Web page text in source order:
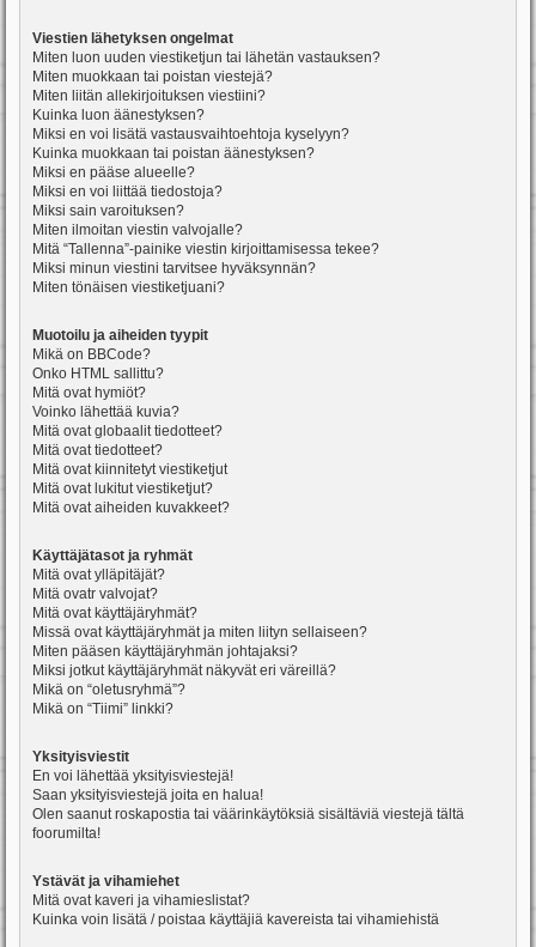
Viestien lähetyksen ongelmat
Miten luon uuden viestiketjun tai lähetän vastauksen?
Miten muokkaan tai poistan viestejä?
Miten liitän allekirjoituksen viestiini?
Kuinka luon äänestyksen?
Miksi en voi lisätä vastausvaihtoehtoja kyselyyn?
Kuinka muokkaan tai poistan äänestyksen?
Miksi en pääse alueelle?
Miksi en voi liittää tiedostoja?
Miksi sain varoituksen?
Miten ilmoitan viestin valvojalle?
Mitä “Tallenna”-painike viestin kirjoittamisessa tekee?
Miksi minun viestini tarvitsee hyväksynnän?
Miten tönäisen viestiketjuani?
Muotoilu ja aiheiden tyypit
Mikä on BBCode?
Onko HTML sallittu?
Mitä ovat hymiöt?
Voinko lähettää kuvia?
Mitä ovat globaalit tiedotteet?
Mitä ovat tiedotteet?
Mitä ovat kiinnitetyt viestiketjut
Mitä ovat lukitut viestiketjut?
Mitä ovat aiheiden kuvakkeet?
Käyttäjätasot ja ryhmät
Mitä ovat ylläpitäjät?
Mitä ovatr valvojat?
Mitä ovat käyttäjäryhmät?
Missä ovat käyttäjäryhmät ja miten liityn sellaiseen?
Miten pääsen käyttäjäryhmän johtajaksi?
Miksi jotkut käyttäjäryhmät näkyvät eri väreillä?
Mikä on “oletusryhmä”?
Mikä on “Tiimi” linkki?
Yksityisviestit
En voi lähettää yksityisviestejä!
Saan yksityisviestejä joita en halua!
Olen saanut roskapostia tai väärinkäytöksiä sisältäviä viestejä tältä
foorumilta!
Ystävät ja vihamiehet
Mitä ovat kaveri ja vihamieslistat?
Kuinka voin lisätä / poistaa käyttäjiä kavereista tai vihamiehistä